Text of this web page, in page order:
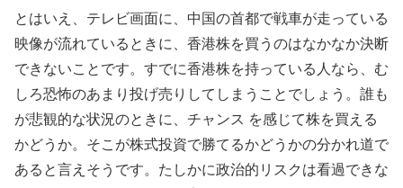
とはいえ、テレビ画面に、中国の首都で戦車が走っている
映像が流れているときに、香港株を買うのはなかなか決断
できないことです。すでに香港株を持っている人なら、む
しろ恐怖のあまり投げ売りしてしまうことでしょう。誰も
が悲観的な状況のときに、チャンス を感じて株を買える
かどうか。そこが株式投資で勝てるかどうかの分かれ道で
あると言えそうです。たしかに政治的リスクは看過できな